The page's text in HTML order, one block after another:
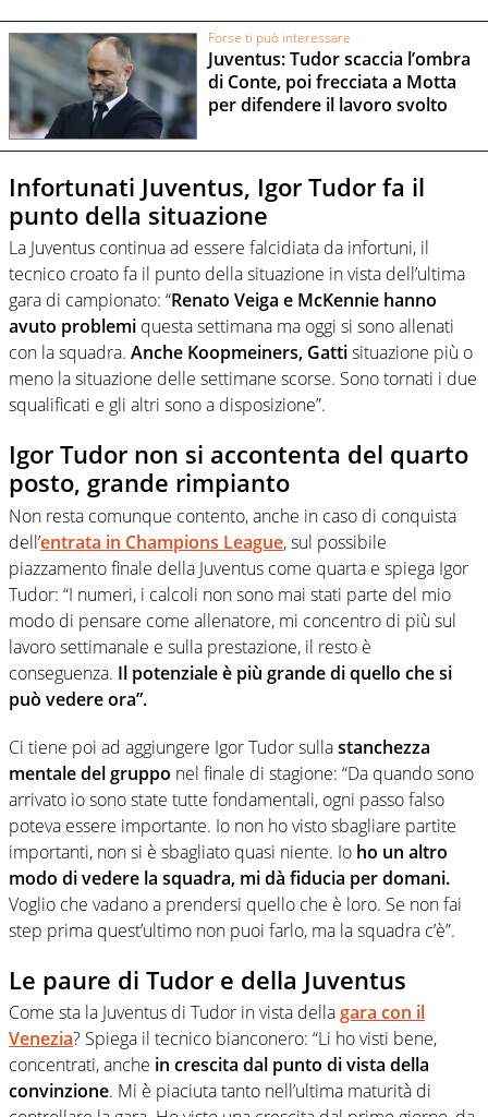
Forse ti può interessare
Juventus: Tudor scaccia l’ombra
di Conte, poi frecciata a Motta
per difendere il lavoro svolto
Infortunati Juventus, Igor Tudor fa il
punto della situazione
La Juventus continua ad essere falcidiata da infortuni, il
tecnico croato fa il punto della situazione in vista dell’ultima
gara di campionato: “Renato Veiga e McKennie hanno
avuto problemi questa settimana ma oggi si sono allenati
con la squadra. Anche Koopmeiners, Gattisituazione più o
meno la situazione delle settimane scorse. Sono tornati i due
squalificati e gli altri sono a disposizione”.
Igor Tudor non si accontenta del quarto
posto, grande rimpianto
Non resta comunque contento, anche in caso di conquista
dell’entrata in Champions League, sul possibile
piazzamento finale della Juventus come quarta e spiega Igor
Tudor: “I numeri, i calcoli non sono mai stati parte del mio
modo di pensare come allenatore, mi concentro di più sul
lavoro settimanale e sulla prestazione, il resto è
conseguenza. Il potenziale è più grande di quello che si
può vedere ora”.
Ci tiene poi ad aggiungere Igor Tudor sullastanchezza
mentale del gruppo nel finale di stagione: “Da quando sono
arrivato io sono state tutte fondamentali, ogni passo falso
poteva essere importante. Io non ho visto sbagliare partite
importanti, non si è sbagliato quasi niente. Io ho un altro
modo di vedere la squadra, mi dà fiducia per domani.
Voglio che vadano a prendersi quello che è loro. Se non fai
step prima quest’ultimo non puoi farlo, ma la squadra c’è”.
Le paure di Tudor e della Juventus
Come sta la Juventus di Tudor in vista dellagara con il
Venezia? Spiega il tecnico bianconero: “Li ho visti bene,
concentrati, anche in crescita dal punto di vista della
convinzione. Mi è piaciuta tanto nell’ultima maturità di